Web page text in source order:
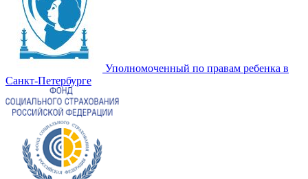
Уполномоченный по правам ребенка в
Санкт-Петербурге